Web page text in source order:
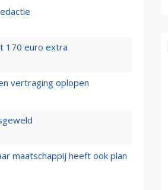
170 euro extra
vertraging oplopen
maatschappij heeft ook plan